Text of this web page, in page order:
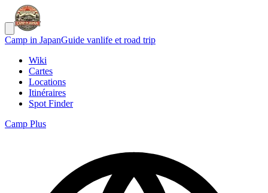
Camp in JapanGuide vanlife et road trip
Wiki
Cartes
Locations
Itinéraires
Spot Finder
Camp Plus